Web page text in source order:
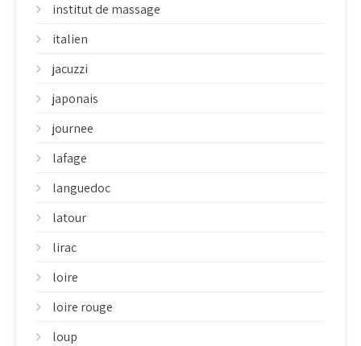
institut de massage
italien
jacuzzi
japonais
journee
lafage
languedoc
latour
lirac
loire
loire rouge
loup